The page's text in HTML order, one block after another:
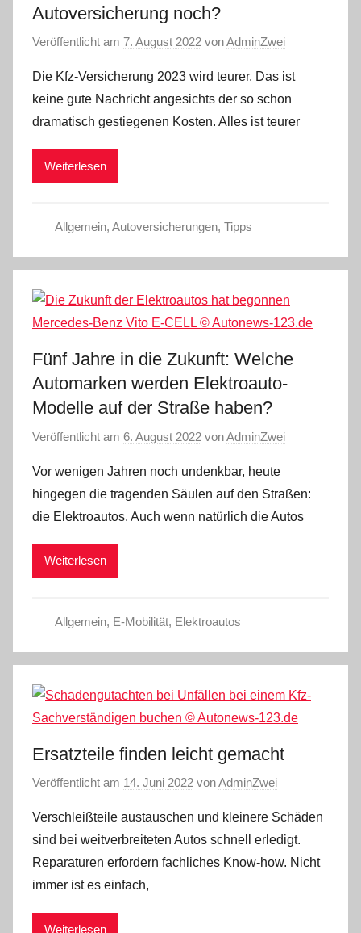
Autoversicherung noch?
Veröffentlicht am 7. August 2022 vonAdminZwei
Die Kfz-Versicherung 2023 wird teurer. Das ist
keine gute Nachricht angesichts der so schon
dramatisch gestiegenen Kosten. Alles ist teurer
Weiterlesen
Allgemein, Autoversicherungen, Tipps
Fünf Jahre in die Zukunft: Welche
Automarken werden Elektroauto-
Modelle auf der Straße haben?
Veröffentlicht am 6. August 2022 vonAdminZwei
Vor wenigen Jahren noch undenkbar, heute
hingegen die tragenden Säulen auf den Straßen:
die Elektroautos. Auch wenn natürlich die Autos
Weiterlesen
Allgemein, E-Mobilität, Elektroautos
Ersatzteile finden leicht gemacht
Veröffentlicht am 14. Juni 2022 vonAdminZwei
Verschleißteile austauschen und kleinere Schäden
sind bei weitverbreiteten Autos schnell erledigt.
Reparaturen erfordern fachliches Know-how. Nicht
immer ist es einfach,
Weiterlesen